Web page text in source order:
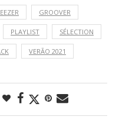
GROOVER
PLAYLIST SÉLECTION
VERÃO 2021